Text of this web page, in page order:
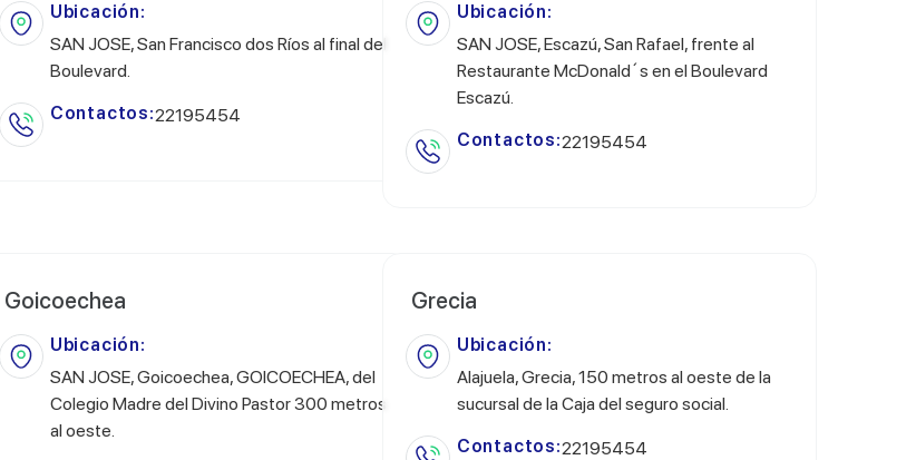
Ubicación:
SAN JOSE, San Francisco dos Ríos al final del
Boulevard.
Contactos:22195454
Ubicación:
SAN JOSE, Escazú, San Rafael, frente al
Restaurante McDonald´s en el Boulevard
Escazú.
Contactos:22195454
Goicoechea
Ubicación:
SAN JOSE, Goicoechea, GOICOECHEA, del
Colegio Madre del Divino Pastor 300 metros
al oeste.
Grecia
Ubicación:
Alajuela, Grecia, 150 metros al oeste de la
sucursal de la Caja del seguro social.
Contactos:22195454